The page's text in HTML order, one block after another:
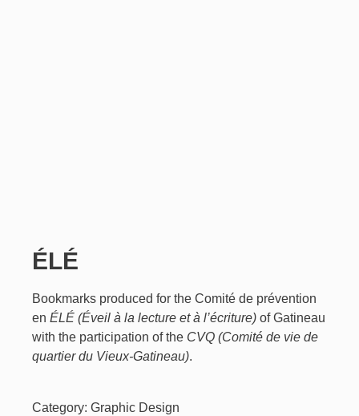
ÉLÉ
Bookmarks produced for the Comité de prévention
enÉLÉ (Éveil à la lecture et à l’écriture) of Gatineau
with the participation of the CVQ (Comité de vie de
quartier du Vieux-Gatineau).
Category: Graphic Design